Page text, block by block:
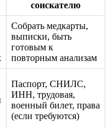
соискателю
Собрать медкарты,
выписки, быть
готовым к
повторным анализам
Паспорт, СНИЛС,
ИНН, трудовая,
военный билет, права
(если требуются)